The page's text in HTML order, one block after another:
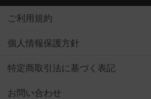
ご利用規約
個人情報保護方針
特定商取引法に基づく表記
お問い合わせ